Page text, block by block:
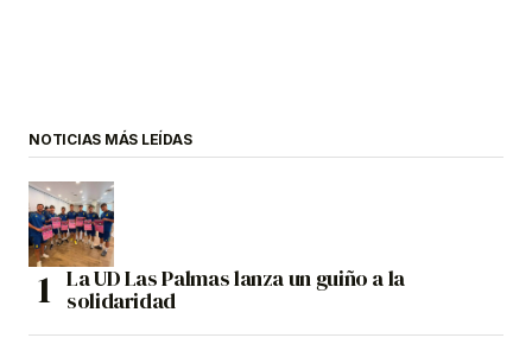
NOTICIAS MÁS LEÍDAS
La UD Las Palmas lanza un guiño a la
solidaridad